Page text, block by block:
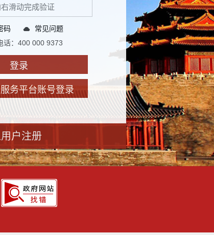
滑动完成验证
码
常见问题
话：400 000 9373
登录
务平台账号登录
户注册